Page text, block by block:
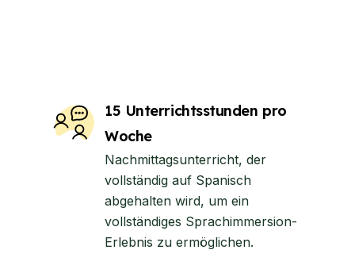
15 Unterrichtsstunden pro
Woche
Nachmittagsunterricht, der
vollständig auf Spanisch
abgehalten wird, um ein
vollständiges Sprachimmersion-
Erlebnis zu ermöglichen.